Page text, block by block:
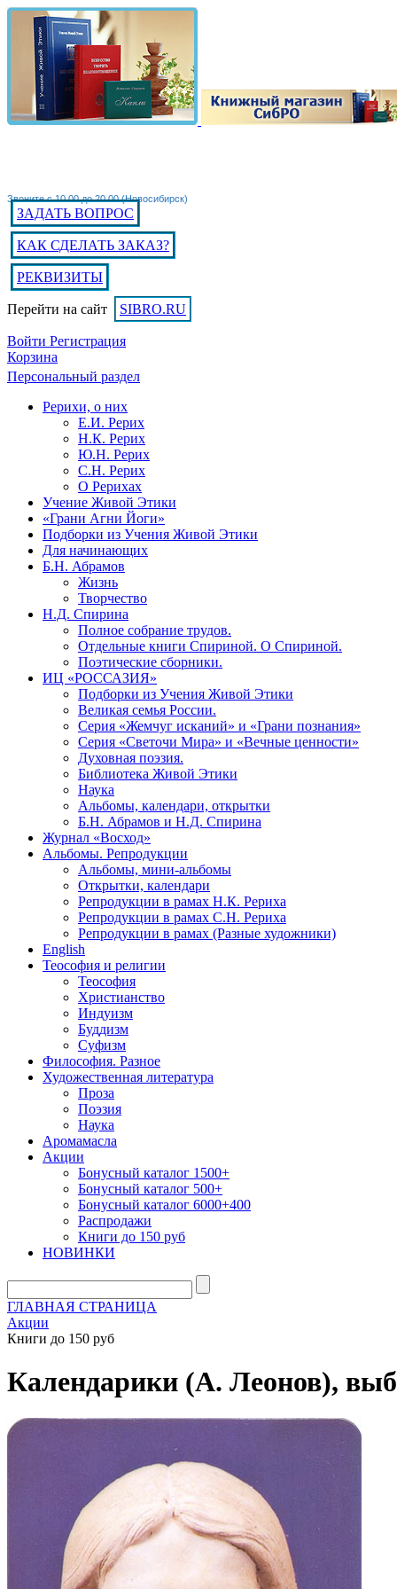
Звоните с 10.00 до 20.00 (Новосибирск)
ЗАДАТЬ ВОПРОС
КАК СДЕЛАТЬ ЗАКАЗ?
РЕКВИЗИТЫ
Перейти на сайт SIBRO.RU
Войти Регистрация
Корзина
Персональный раздел
Рерихи, о них
Е.И. Рерих
Н.К. Рерих
Ю.Н. Рерих
С.Н. Рерих
О Рерихах
Учение Живой Этики
«Грани Агни Йоги»
Подборки из Учения Живой Этики
Для начинающих
Б.Н. Абрамов
Жизнь
Творчество
Н.Д. Спирина
Полное собрание трудов.
Отдельные книги Спириной. О Спириной.
Поэтические сборники.
ИЦ «РОССАЗИЯ»
Подборки из Учения Живой Этики
Великая семья России.
Серия «Жемчуг исканий» и «Грани познания»
Серия «Светочи Мира» и «Вечные ценности»
Духовная поэзия.
Библиотека Живой Этики
Наука
Альбомы, календари, открытки
Б.Н. Абрамов и Н.Д. Спирина
Журнал «Восход»
Альбомы. Репродукции
Альбомы, мини-альбомы
Открытки, календари
Репродукции в рамах Н.К. Рериха
Репродукции в рамах С.Н. Рериха
Репродукции в рамах (Разные художники)
English
Теософия и религии
Теософия
Христианство
Индуизм
Буддизм
Суфизм
Философия. Разное
Художественная литература
Проза
Поэзия
Наука
Аромамасла
Акции
Бонусный каталог 1500+
Бонусный каталог 500+
Бонусный каталог 6000+400
Распродажи
Книги до 150 руб
НОВИНКИ
ГЛАВНАЯ СТРАНИЦА
Акции
Книги до 150 руб
Календарики (А. Леонов),